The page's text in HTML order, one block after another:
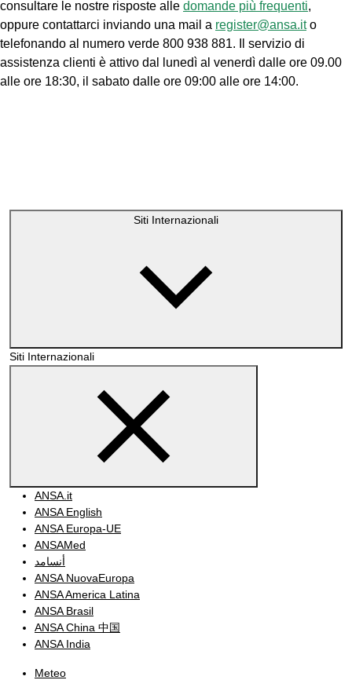
consultare le nostre risposte alle domande più frequenti,
oppure contattarci inviando una mail a register@ansa.ito
telefonando al numero verde 800 938 881. Il servizio di
assistenza clienti è attivo dal lunedì al venerdì dalle ore 09.00
alle ore 18:30, il sabato dalle ore 09:00 alle ore 14:00.
Siti Internazionali
Siti Internazionali
ANSA.it
ANSA English
ANSA Europa-UE
ANSAMed
أنسامد
ANSA NuovaEuropa
ANSA America Latina
ANSA Brasil
ANSA China 中国
ANSA India
Meteo